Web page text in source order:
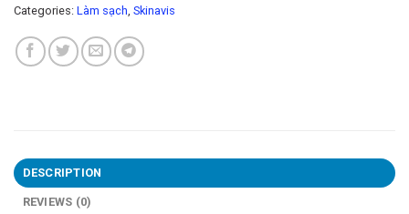
Categories: Làm sạch, Skinavis
DESCRIPTION
REVIEWS (0)